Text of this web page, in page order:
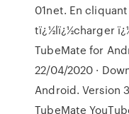
01net. En
tï¿½lï¿½charger
TubeMate for
22/04/2020 ·
Android. Version
TubeMate